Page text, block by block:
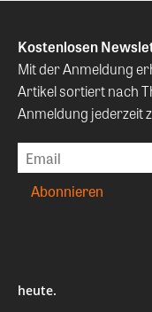
Kostenlosen
Mit der Anmeldung
Artikel sortiert nach
Anmeldung jederzeit
heute.